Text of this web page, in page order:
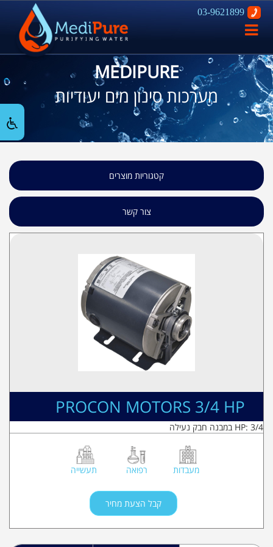
03-9621899
פתח
ניווט
MEDIPURE
מערכות סינון מים יעודיות
קטגוריות מוצרים
צור קשר
PROCON MOTORS 3/4 HP
HP: 3/4 במבנה חבק נעילה
מעבדות רפואה תעשייה
קבל הצעת מחיר